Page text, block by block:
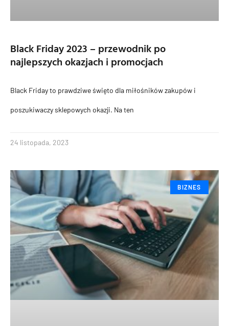
Black Friday 2023 – przewodnik po
najlepszych okazjach i promocjach
Black Friday to prawdziwe święto dla miłośników zakupów i
poszukiwaczy sklepowych okazji. Na ten
24 listopada, 2023
BIZNES